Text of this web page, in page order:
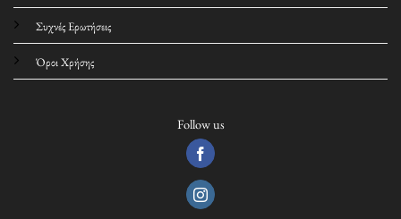
Συχνές Ερωτήσεις
Όροι Χρήσης
Follow us